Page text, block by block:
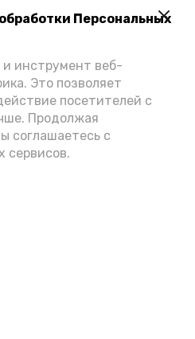
Персональных
и инструмент веб-
Это позволяет
посетителей с
Продолжая
соглашаетесь с
сервисов.